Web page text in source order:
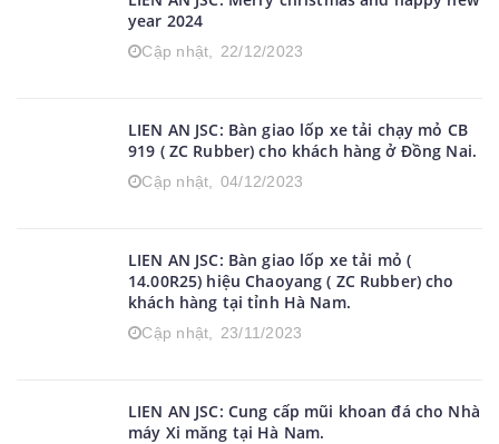
year 2024
Cập nhật, 22/12/2023
LIEN AN JSC: Bàn giao lốp xe tải chạy mỏ CB
919 ( ZC Rubber) cho khách hàng ở Đồng Nai.
Cập nhật, 04/12/2023
LIEN AN JSC: Bàn giao lốp xe tải mỏ (
14.00R25) hiệu Chaoyang ( ZC Rubber) cho
khách hàng tại tỉnh Hà Nam.
Cập nhật, 23/11/2023
LIEN AN JSC: Cung cấp mũi khoan đá cho Nhà
máy Xi măng tại Hà Nam.